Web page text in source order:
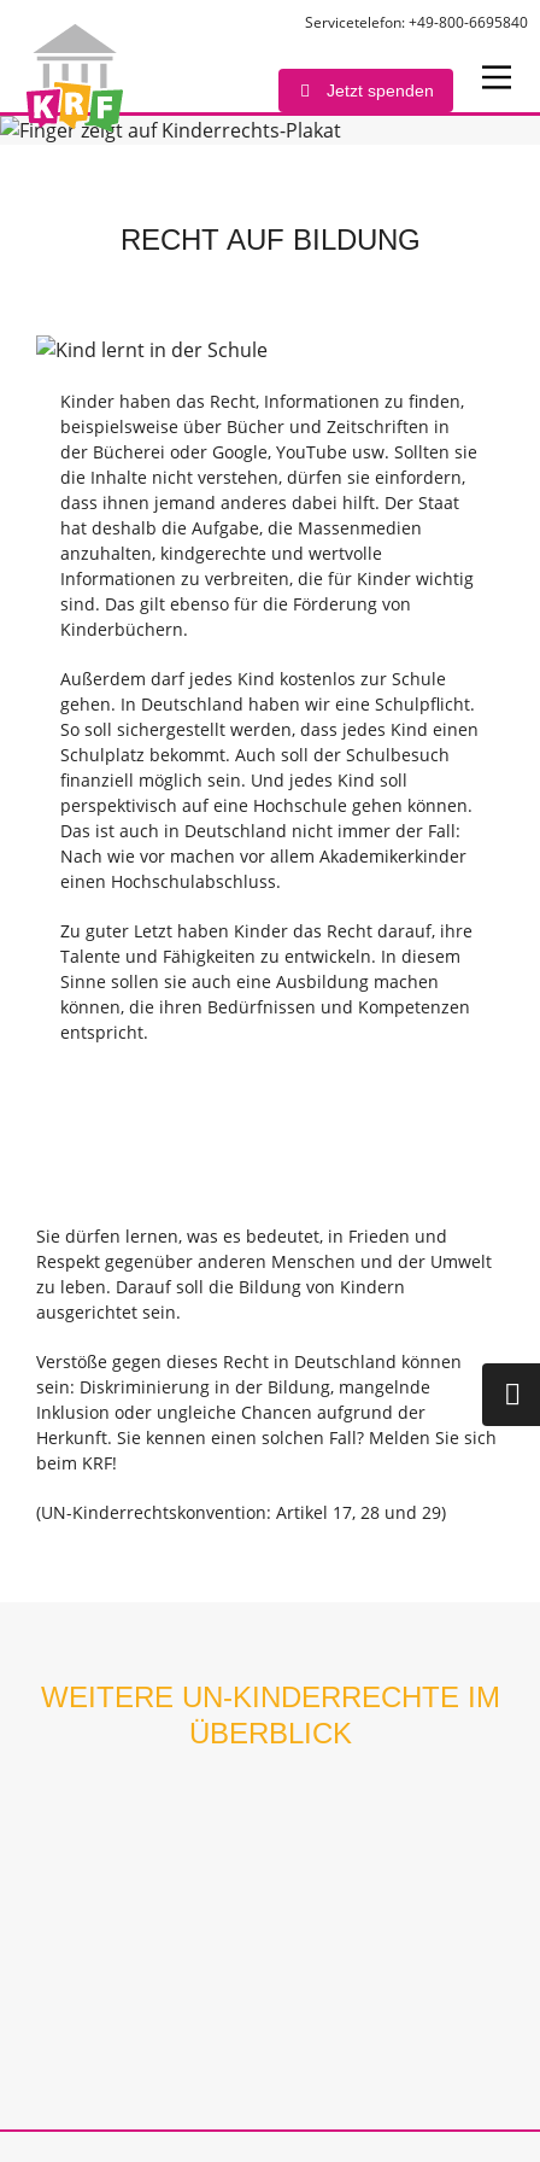
Servicetelefon: +49-800-6695840
Jetzt spenden
RECHT AUF BILDUNG
Kinder haben das Recht, Informationen zu finden,
beispielsweise über Bücher und Zeitschriften in
der Bücherei oder Google, YouTube usw. Sollten sie
die Inhalte nicht verstehen, dürfen sie einfordern,
dass ihnen jemand anderes dabei hilft. Der Staat
hat deshalb die Aufgabe, die Massenmedien
anzuhalten, kindgerechte und wertvolle
Informationen zu verbreiten, die für Kinder wichtig
sind. Das gilt ebenso für die Förderung von
Kinderbüchern.
Außerdem darf jedes Kind kostenlos zur Schule
gehen. In Deutschland haben wir eine Schulpflicht.
So soll sichergestellt werden, dass jedes Kind einen
Schulplatz bekommt. Auch soll der Schulbesuch
finanziell möglich sein. Und jedes Kind soll
perspektivisch auf eine Hochschule gehen können.
Das ist auch in Deutschland nicht immer der Fall:
Nach wie vor machen vor allem Akademikerkinder
einen Hochschulabschluss.
Zu guter Letzt haben Kinder das Recht darauf, ihre
Talente und Fähigkeiten zu entwickeln. In diesem
Sinne sollen sie auch eine Ausbildung machen
können, die ihren Bedürfnissen und Kompetenzen
entspricht.
Sie dürfen lernen, was es bedeutet, in Frieden und
Respekt gegenüber anderen Menschen und der Umwelt
zu leben. Darauf soll die Bildung von Kindern
ausgerichtet sein.
Verstöße gegen dieses Recht in Deutschland können
sein: Diskriminierung in der Bildung, mangelnde
Inklusion oder ungleiche Chancen aufgrund der
Herkunft. Sie kennen einen solchen Fall? Melden Sie sich
beim KRF!
(UN-Kinderrechtskonvention: Artikel 17, 28 und 29)
WEITERE UN-KINDERRECHTE IM
ÜBERBLICK